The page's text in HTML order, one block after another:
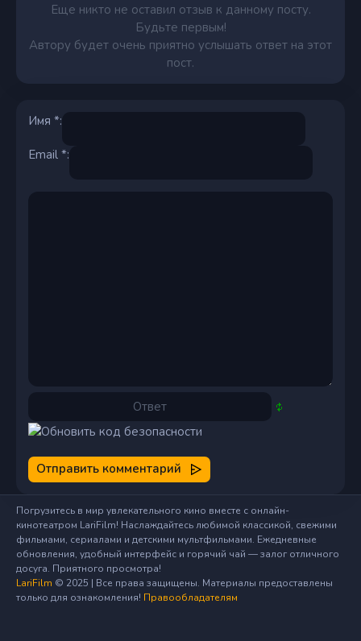
Еще никто не оставил отзыв к данному посту.
Будьте первым!
Автору будет очень приятно услышать ответ на этот
пост.
Имя *:
Email *:
Отправить комментарий
Погрузитесь в мир увлекательного кино вместе с онлайн-
кинотеатром LariFilm! Наслаждайтесь любимой классикой, свежими
фильмами, сериалами и детскими мультфильмами. Ежедневные
обновления, удобный интерфейс и горячий чай — залог отличного
досуга. Приятного просмотра!
LariFilm © 2025 | Все права защищены. Материалы предоставлены
только для ознакомления! Правообладателям